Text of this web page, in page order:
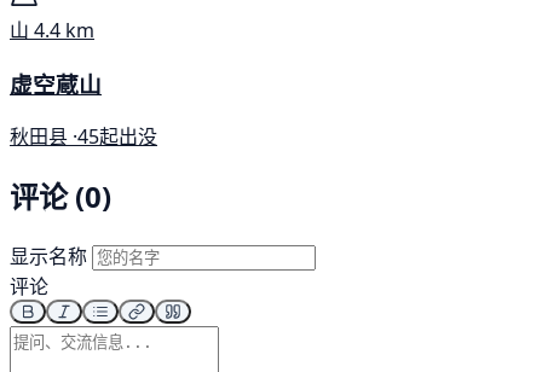
山 4.4 km
虚空蔵山
秋田县 ·45起出没
评论 (0)
显示名称
评论